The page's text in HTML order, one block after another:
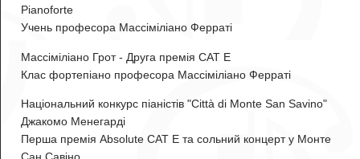
Pianoforte
Учень професора Массіміліано Ферраті
Массіміліано Грот- Друга премія CAT E
Клас фортепіано професора Массіміліано Ферраті
Національний конкурс піаністів "Città di Monte San Savino"
Джакомо Менегарді
Перша премія Absolute CAT E та сольний концерт у Монте